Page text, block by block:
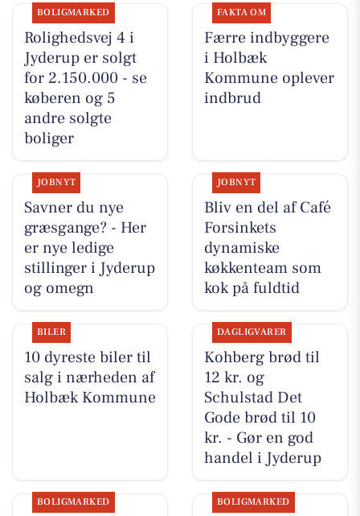
BOLIGMARKED
Rolighedsvej 4 i
Jyderup er solgt
for 2.150.000 - se
køberen og 5
andre solgte
boliger
FAKTA OM
Færre indbyggere
i Holbæk
Kommune oplever
indbrud
JOBNYT
Savner du nye
græsgange? - Her
er nye ledige
stillinger i Jyderup
og omegn
JOBNYT
Bliv en del af Café
Forsinkets
dynamiske
køkkenteam som
kok på fuldtid
BILER
10 dyreste biler til
salg i nærheden af
Holbæk Kommune
DAGLIGVARER
Kohberg brød til
12 kr. og
Schulstad Det
Gode brød til 10
kr. - Gør en god
handel i Jyderup
BOLIGMARKED BOLIGMARKED